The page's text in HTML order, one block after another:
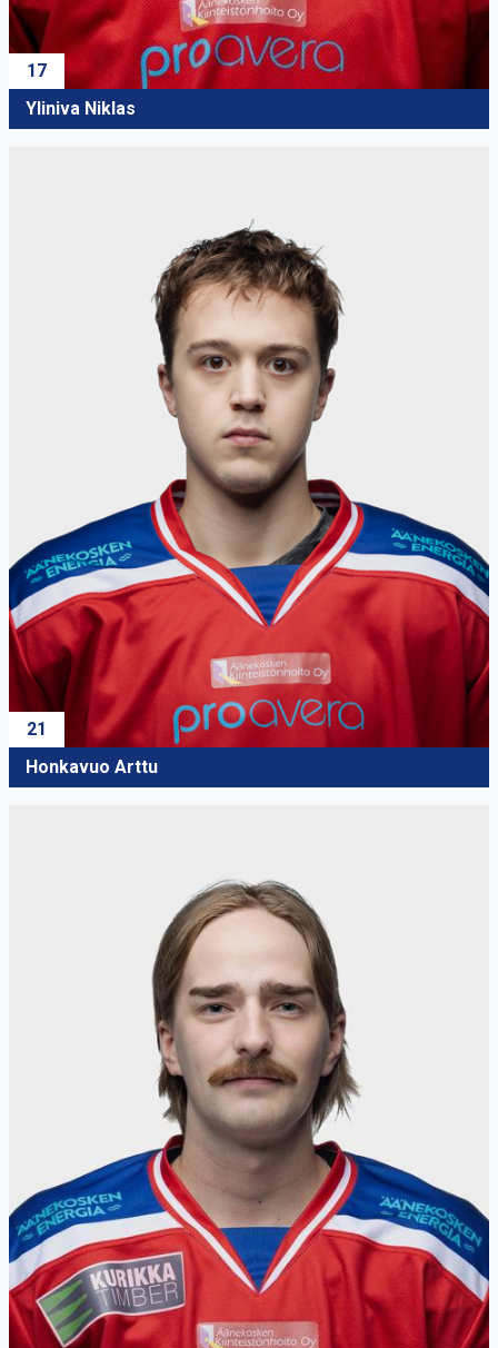
17
Yliniva Niklas
21
Honkavuo Arttu